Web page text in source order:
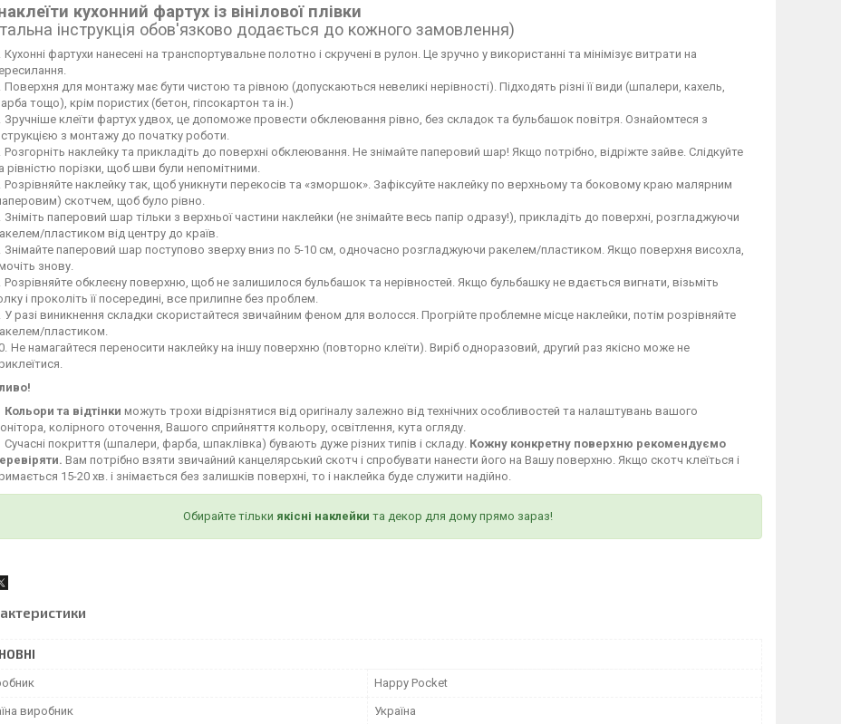
кухонний фартух із вінілової плівки
інструкція обов'язково додається до кожного замовлення)
Кухонні фартухи нанесені на транспортувальне полотно і скручені в рулон. Це зручно у використанні та мінімізує витрати на
Поверхня для монтажу має бути чистою та рівною (допускаються невеликі нерівності). Підходять різні її види (шпалери, кахель,
тощо), крім пористих (бетон, гіпсокартон та ін.)
Зручніше клеїти фартух удвох, це допоможе провести обклеювання рівно, без складок та бульбашок повітря. Ознайомтеся з
з монтажу до початку роботи.
Розгорніть наклейку та прикладіть до поверхні обклеювання. Не знімайте паперовий шар! Якщо потрібно, відріжте зайве. Слідкуйте
рівністю порізки, щоб шви були непомітними.
Розрівняйте наклейку так, щоб уникнути перекосів та «зморшок». Зафіксуйте наклейку по верхньому та боковому краю малярним
скотчем, щоб було рівно.
Зніміть паперовий шар тільки з верхньої частини наклейки (не знімайте весь папір одразу!), прикладіть до поверхні, розгладжуючи
пластиком від центру до країв.
Знімайте паперовий шар поступово зверху вниз по 5-10 см, одночасно розгладжуючи ракелем/пластиком. Якщо поверхня висохла,
знову.
Розрівняйте обклеєну поверхню, щоб не залишилося бульбашок та нерівностей. Якщо бульбашку не вдається вигнати, візьміть
і проколіть її посередині, все прилипне без проблем.
У разі виникнення складки скористайтеся звичайним феном для волосся. Прогрійте проблемне місце наклейки, потім розрівняйте
пластиком.
Не намагайтеся переносити наклейку на іншу поверхню (повторно клеїти). Виріб одноразовий, другий раз якісно може не
Кольори та відтінки можуть трохи відрізнятися від оригіналу залежно від технічних особливостей та налаштувань вашого
колірного оточення, Вашого сприйняття кольору, освітлення, кута огляду.
Сучасні покриття (шпалери, фарба, шпаклівка) бувають дуже різних типів і складу. Кожну конкретну поверхню рекомендуємо
Вам потрібно взяти звичайний канцелярський скотч і спробувати нанести його на Вашу поверхню. Якщо скотч клеїться і
15-20 хв. і знімається без залишків поверхні, то і наклейка буде служити надійно.
Обирайте тільки якісні наклейки та декор для дому прямо зараз!
Happy Pocket
виробник Україна